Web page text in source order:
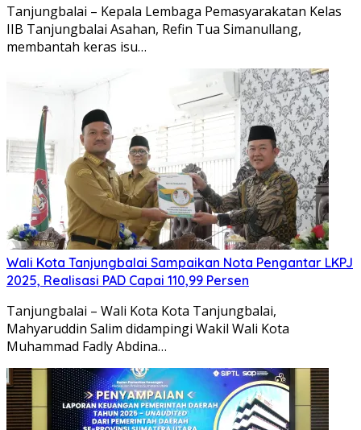
Tanjungbalai – Kepala Lembaga Pemasyarakatan Kelas
IIB Tanjungbalai Asahan, Refin Tua Simanullang,
membantah keras isu…
Wali Kota Tanjungbalai Sampaikan Nota Pengantar LKPJ
2025, Realisasi PAD Capai 110,99 Persen
Tanjungbalai – Wali Kota Kota Tanjungbalai,
Mahyaruddin Salim didampingi Wakil Wali Kota
Muhammad Fadly Abdina…